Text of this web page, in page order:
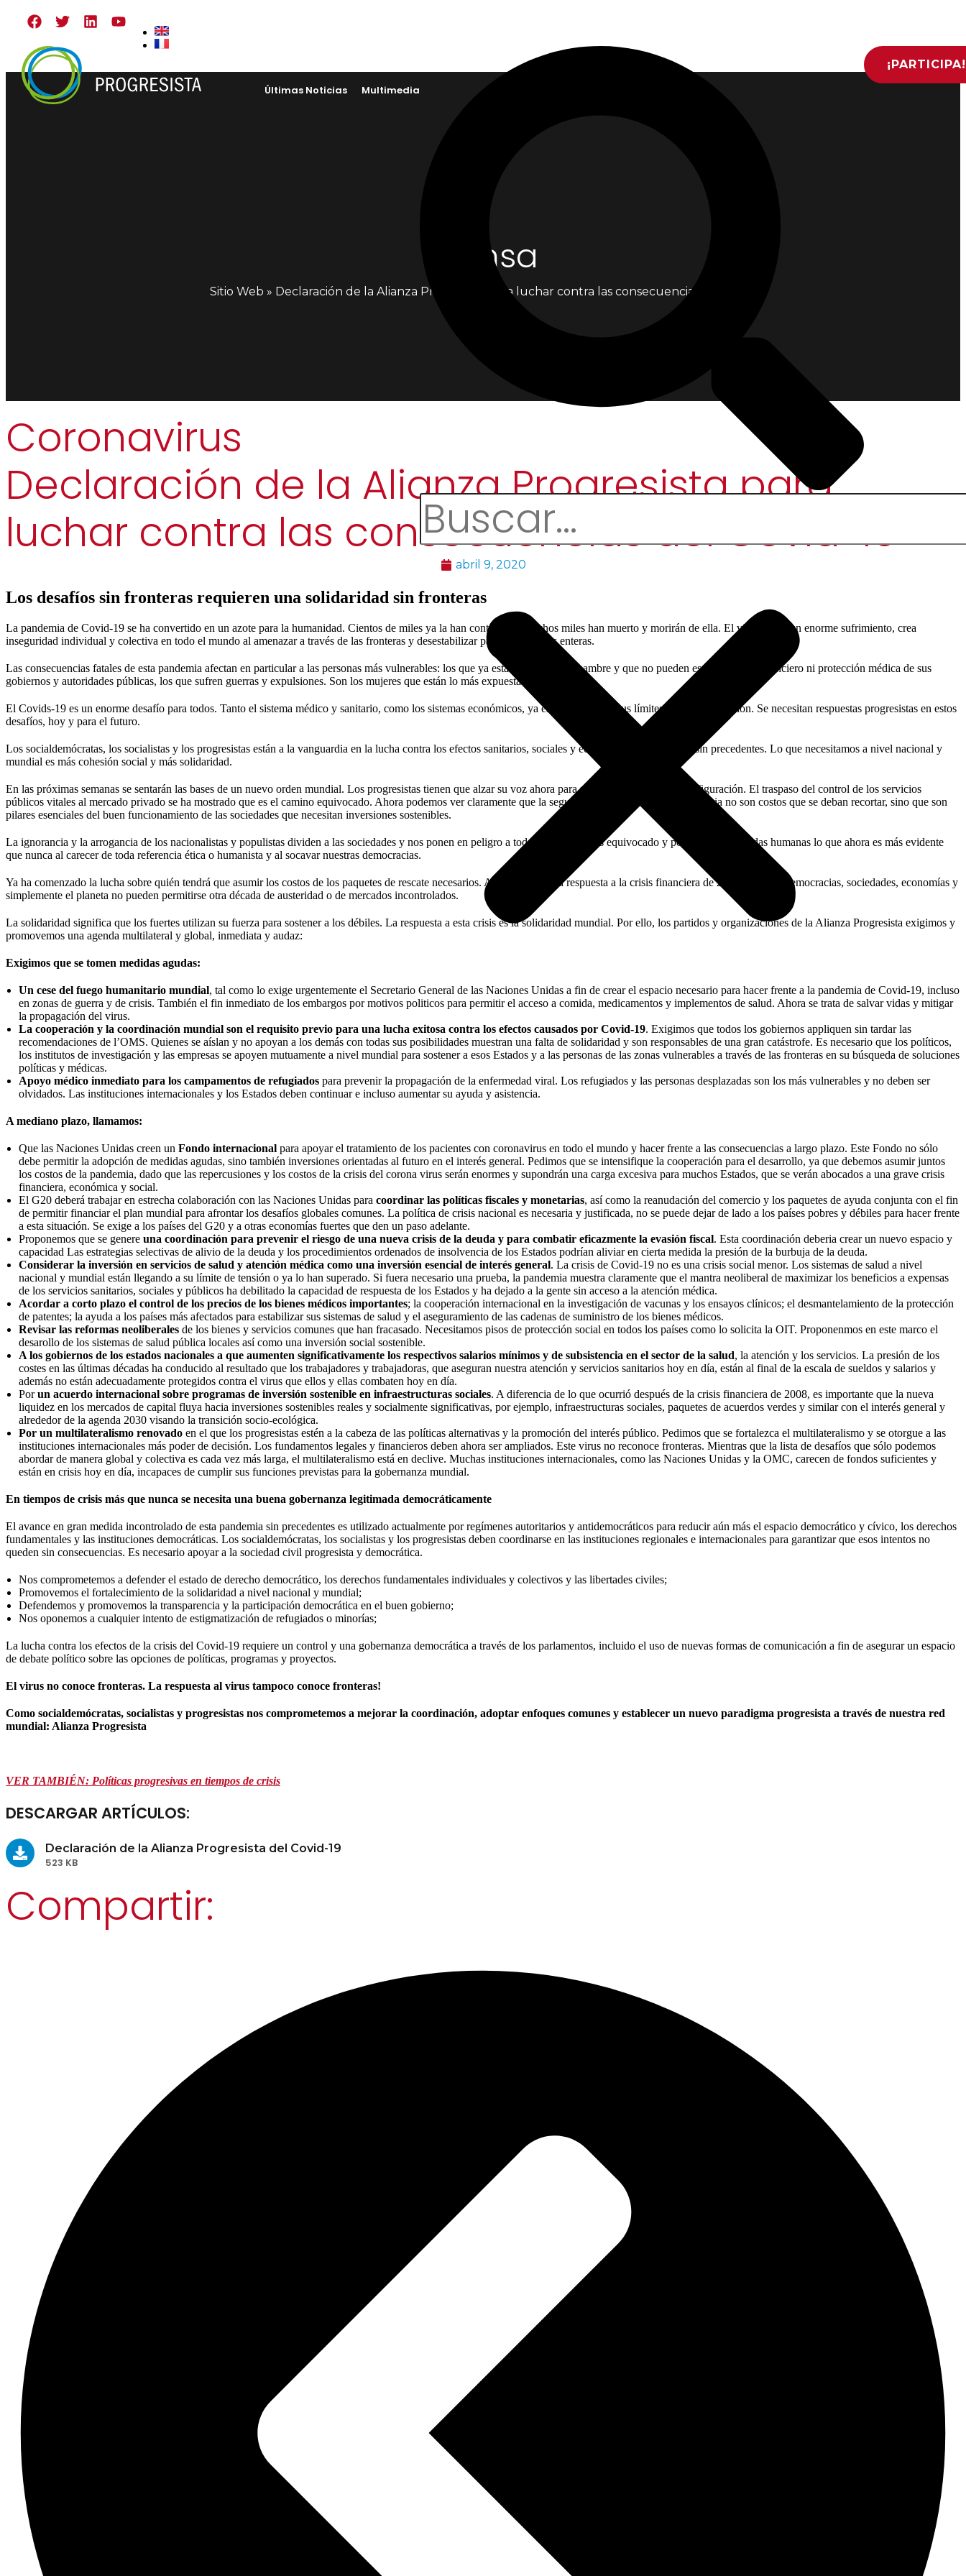
Últimas Noticias Multimedia
¡PARTICIPA!
Prensa
Sitio Web » Declaración de la Alianza Progresista para luchar contra las consecuencias del Covid-19
Coronavirus
Declaración de la Alianza Progresista para
luchar contra las consecuencias del Covid-19
abril 9, 2020
Los desafíos sin fronteras requieren una solidaridad sin fronteras
La pandemia de Covid-19 se ha convertido en un azote para la humanidad. Cientos de miles ya la han contraído y muchos miles han muerto y morirán de ella. El virus causa un enorme sufrimiento, crea
inseguridad individual y colectiva en todo el mundo al amenazar a través de las fronteras y desestabilizar países y regiones enteras.
Las consecuencias fatales de esta pandemia afectan en particular a las personas más vulnerables: los que ya están muriendo de hambre y que no pueden esperar apoyo financiero ni protección médica de sus
gobiernos y autoridades públicas, los que sufren guerras y expulsiones. Son los mujeres que están lo más expuestas.
El Covids-19 es un enorme desafío para todos. Tanto el sistema médico y sanitario, como los sistemas económicos, ya están llegando a sus límites de máxima tensión. Se necesitan respuestas progresistas en estos
desafíos, hoy y para el futuro.
Los socialdemócratas, los socialistas y los progresistas están a la vanguardia en la lucha contra los efectos sanitarios, sociales y económicos de esta crisis sin precedentes. Lo que necesitamos a nivel nacional y
mundial es más cohesión social y más solidaridad.
En las próximas semanas se sentarán las bases de un nuevo orden mundial. Los progresistas tienen que alzar su voz ahora para poder opinar sobre su configuración. El traspaso del control de los servicios
públicos vitales al mercado privado se ha mostrado que es el camino equivocado. Ahora podemos ver claramente que la seguridad social y la atención sanitaria no son costos que se deban recortar, sino que son
pilares esenciales del buen funcionamiento de las sociedades que necesitan inversiones sostenibles.
La ignorancia y la arrogancia de los nacionalistas y populistas dividen a las sociedades y nos ponen en peligro a todos. Su camino es equivocado y pone en peligro vidas humanas lo que ahora es más evidente
que nunca al carecer de toda referencia ética o humanista y al socavar nuestras democracias.
Ya ha comenzado la lucha sobre quién tendrá que asumir los costos de los paquetes de rescate necesarios. A diferencia de la respuesta a la crisis financiera de 2008, nuestras democracias, sociedades, economías y
simplemente el planeta no pueden permitirse otra década de austeridad o de mercados incontrolados.
La solidaridad significa que los fuertes utilizan su fuerza para sostener a los débiles. La respuesta a esta crisis es la solidaridad mundial. Por ello, los partidos y organizaciones de la Alianza Progresista exigimos y
promovemos una agenda multilateral y global, inmediata y audaz:
Exigimos que se tomen medidas agudas:
Un cese del fuego humanitario mundial, tal como lo exige urgentemente el Secretario General de las Naciones Unidas a fin de crear el espacio necesario para hacer frente a la pandemia de Covid-19, incluso
en zonas de guerra y de crisis. También el fin inmediato de los embargos por motivos politicos para permitir el acceso a comida, medicamentos y implementos de salud. Ahora se trata de salvar vidas y mitigar
la propagación del virus.
La cooperación y la coordinación mundial son el requisito previo para una lucha exitosa contra los efectos causados por Covid-19. Exigimos que todos los gobiernos appliquen sin tardar las
recomendaciones de l’OMS. Quienes se aíslan y no apoyan a los demás con todas sus posibilidades muestran una falta de solidaridad y son responsables de una gran catástrofe. Es necesario que los políticos,
los institutos de investigación y las empresas se apoyen mutuamente a nivel mundial para sostener a esos Estados y a las personas de las zonas vulnerables a través de las fronteras en su búsqueda de soluciones
políticas y médicas.
Apoyo médico inmediato para los campamentos de refugiados para prevenir la propagación de la enfermedad viral. Los refugiados y las personas desplazadas son los más vulnerables y no deben ser
olvidados. Las instituciones internacionales y los Estados deben continuar e incluso aumentar su ayuda y asistencia.
A mediano plazo, llamamos:
Que las Naciones Unidas creen un Fondo internacional para apoyar el tratamiento de los pacientes con coronavirus en todo el mundo y hacer frente a las consecuencias a largo plazo. Este Fondo no sólo
debe permitir la adopción de medidas agudas, sino también inversiones orientadas al futuro en el interés general. Pedimos que se intensifique la cooperación para el desarrollo, ya que debemos asumir juntos
los costos de la pandemia, dado que las repercusiones y los costos de la crisis del corona virus serán enormes y supondrán una carga excesiva para muchos Estados, que se verán abocados a una grave crisis
financiera, económica y social.
El G20 deberá trabajar en estrecha colaboración con las Naciones Unidas para coordinar las políticas fiscales y monetarias, así como la reanudación del comercio y los paquetes de ayuda conjunta con el fin
de permitir financiar el plan mundial para afrontar los desafíos globales comunes. La política de crisis nacional es necesaria y justificada, no se puede dejar de lado a los países pobres y débiles para hacer frente
a esta situación. Se exige a los países del G20 y a otras economías fuertes que den un paso adelante.
Proponemos que se genere una coordinación para prevenir el riesgo de una nueva crisis de la deuda y para combatir eficazmente la evasión fiscal. Esta coordinación deberia crear un nuevo espacio y
capacidad Las estrategias selectivas de alivio de la deuda y los procedimientos ordenados de insolvencia de los Estados podrían aliviar en cierta medida la presión de la burbuja de la deuda.
Considerar la inversión en servicios de salud y atención médica como una inversión esencial de interés general. La crisis de Covid-19 no es una crisis social menor. Los sistemas de salud a nivel
nacional y mundial están llegando a su límite de tensión o ya lo han superado. Si fuera necesario una prueba, la pandemia muestra claramente que el mantra neoliberal de maximizar los beneficios a expensas
de los servicios sanitarios, sociales y públicos ha debilitado la capacidad de respuesta de los Estados y ha dejado a la gente sin acceso a la atención médica.
Acordar a corto plazo el control de los precios de los bienes médicos importantes; la cooperación internacional en la investigación de vacunas y los ensayos clínicos; el desmantelamiento de la protección
de patentes; la ayuda a los países más afectados para estabilizar sus sistemas de salud y el aseguramiento de las cadenas de suministro de los bienes médicos.
Revisar las reformas neoliberales de los bienes y servicios comunes que han fracasado. Necesitamos pisos de protección social en todos los países como lo solicita la OIT. Proponenmos en este marco el
desarollo de los sistemas de salud pública locales así como una inversión social sostenible.
A los gobiernos de los estados nacionales a que aumenten significativamente los respectivos salarios mínimos y de subsistencia en el sector de la salud, la atención y los servicios. La presión de los
costes en las últimas décadas ha conducido al resultado que los trabajadores y trabajadoras, que aseguran nuestra atención y servicios sanitarios hoy en día, están al final de la escala de sueldos y salarios y
además no están adecuadamente protegidos contra el virus que ellos y ellas combaten hoy en día.
Porun acuerdo internacional sobre programas de inversión sostenible en infraestructuras sociales. A diferencia de lo que ocurrió después de la crisis financiera de 2008, es importante que la nueva
liquidez en los mercados de capital fluya hacia inversiones sostenibles reales y socialmente significativas, por ejemplo, infraestructuras sociales, paquetes de acuerdos verdes y similar con el interés general y
alrededor de la agenda 2030 visando la transición socio-ecológica.
Por un multilateralismo renovado en el que los progresistas estén a la cabeza de las políticas alternativas y la promoción del interés público. Pedimos que se fortalezca el multilateralismo y se otorgue a las
instituciones internacionales más poder de decisión. Los fundamentos legales y financieros deben ahora ser ampliados. Este virus no reconoce fronteras. Mientras que la lista de desafíos que sólo podemos
abordar de manera global y colectiva es cada vez más larga, el multilateralismo está en declive. Muchas instituciones internacionales, como las Naciones Unidas y la OMC, carecen de fondos suficientes y
están en crisis hoy en día, incapaces de cumplir sus funciones previstas para la gobernanza mundial.
En tiempos de crisis más que nunca se necesita una buena gobernanza legitimada democráticamente
El avance en gran medida incontrolado de esta pandemia sin precedentes es utilizado actualmente por regímenes autoritarios y antidemocráticos para reducir aún más el espacio democrático y cívico, los derechos
fundamentales y las instituciones democráticas. Los socialdemócratas, los socialistas y los progresistas deben coordinarse en las instituciones regionales e internacionales para garantizar que esos intentos no
queden sin consecuencias. Es necesario apoyar a la sociedad civil progresista y democrática.
Nos comprometemos a defender el estado de derecho democrático, los derechos fundamentales individuales y colectivos y las libertades civiles;
Promovemos el fortalecimiento de la solidaridad a nivel nacional y mundial;
Defendemos y promovemos la transparencia y la participación democrática en el buen gobierno;
Nos oponemos a cualquier intento de estigmatización de refugiados o minorías;
La lucha contra los efectos de la crisis del Covid-19 requiere un control y una gobernanza democrática a través de los parlamentos, incluido el uso de nuevas formas de comunicación a fin de asegurar un espacio
de debate político sobre las opciones de políticas, programas y proyectos.
El virus no conoce fronteras. La respuesta al virus tampoco conoce fronteras!
Como socialdemócratas, socialistas y progresistas nos comprometemos a mejorar la coordinación, adoptar enfoques comunes y establecer un nuevo paradigma progresista a través de nuestra red
mundial: Alianza Progresista
VER TAMBIÉN: Políticas progresivas en tiempos de crisis
DESCARGAR ARTÍCULOS:
Declaración de la Alianza Progresista del Covid-19
523 KB
Compartir: